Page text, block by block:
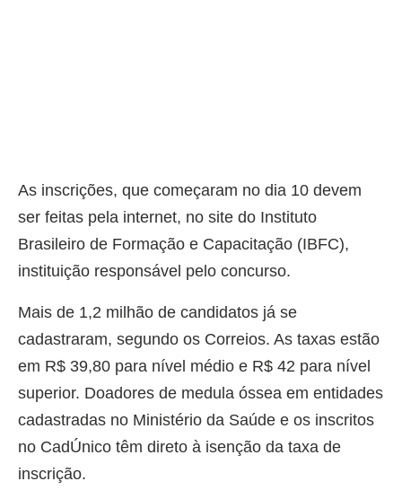
As inscrições, que começaram no dia 10 devem
ser feitas pela internet, no site do Instituto
Brasileiro de Formação e Capacitação (IBFC),
instituição responsável pelo concurso.
Mais de 1,2 milhão de candidatos já se
cadastraram, segundo os Correios. As taxas estão
em R$ 39,80 para nível médio e R$ 42 para nível
superior. Doadores de medula óssea em entidades
cadastradas no Ministério da Saúde e os inscritos
no CadÚnico têm direto à isenção da taxa de
inscrição.